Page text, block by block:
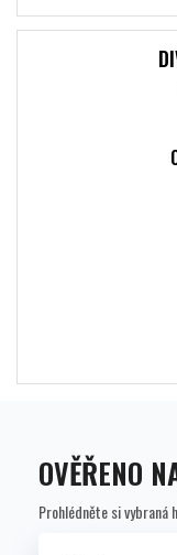
OVĚŘENO
Prohlédněte si vybraná